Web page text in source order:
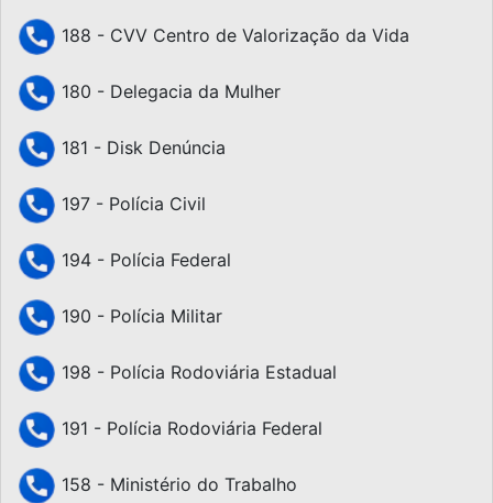
188 - CVV Centro de Valorização da Vida
180 - Delegacia da Mulher
181 - Disk Denúncia
197 - Polícia Civil
194 - Polícia Federal
190 - Polícia Militar
198 - Polícia Rodoviária Estadual
191 - Polícia Rodoviária Federal
158 - Ministério do Trabalho